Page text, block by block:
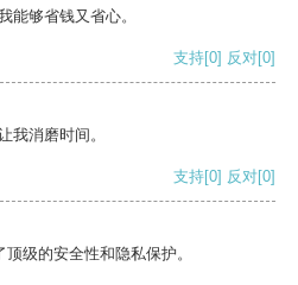
能够省钱又省心。
支持[0] 反对[0]
我消磨时间。
支持[0] 反对[0]
级的安全性和隐私保护。